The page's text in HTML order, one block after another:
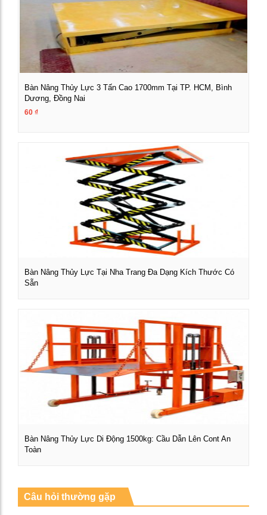
Bàn Nâng Thủy Lực 3 Tấn Cao 1700mm Tại TP. HCM, Bình
Dương, Đồng Nai
60 ₫
Bàn Nâng Thủy Lực Tại Nha Trang Đa Dạng Kích Thước Có
Sẵn
Bàn Nâng Thủy Lực Di Động 1500kg: Cầu Dẫn Lên Cont An
Toàn
Câu hỏi thường gặp